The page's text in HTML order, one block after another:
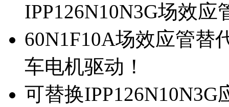
IPP126N10N3G场效应
60N1F10A场效应管替
车电机驱动！
可替换